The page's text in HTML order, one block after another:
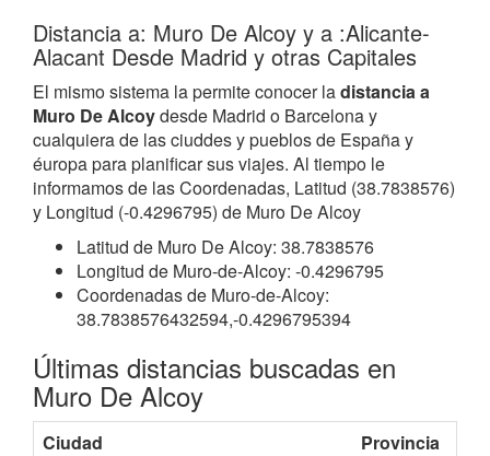
Distancia a: Muro De Alcoy y a :Alicante-
Alacant Desde Madrid y otras Capitales
El mismo sistema la permite conocer ladistancia a
Muro De Alcoydesde Madrid o Barcelona y
cualquiera de las ciuddes y pueblos de España y
éuropa para planificar sus viajes. Al tiempo le
informamos de las Coordenadas, Latitud (38.7838576)
y Longitud (-0.4296795) de Muro De Alcoy
Latitud de Muro De Alcoy: 38.7838576
Longitud de Muro-de-Alcoy: -0.4296795
Coordenadas de Muro-de-Alcoy:
38.7838576432594,-0.4296795394
Últimas distancias buscadas en
Muro De Alcoy
Ciudad Provincia